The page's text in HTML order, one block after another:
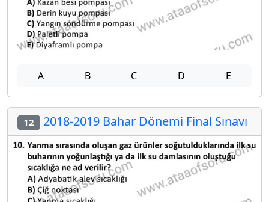
A B C D E
12 2018-2019 Bahar Dönemi Final Sınavı